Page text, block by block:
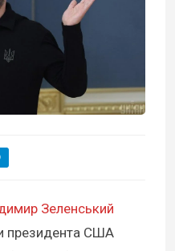
Зеленський
президента США